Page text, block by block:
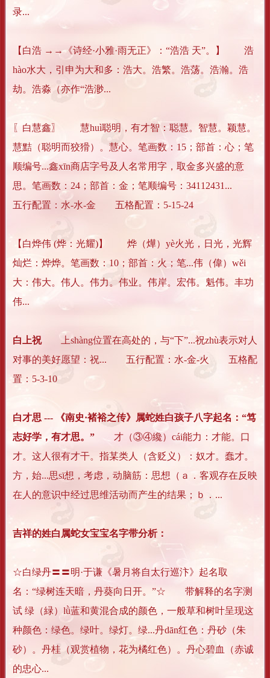
录...
【白浩 →→《诗经·小雅·雨无正》：“浩浩 天”。】 浩
hào水大，引申为大和多：浩大。浩繁。浩荡。浩瀚。浩
劫。浩淼（亦作“浩渺...
〖白慧鑫〗 慧huì聪明，有才智：聪慧。智慧。颖慧。
慧黠（聪明而狡猾）。慧心。笔画数：15；部首：心；笔
顺编号...鑫xīn商店字号及人名常用字，取金多兴盛的意
思。笔画数：24；部首：金；笔顺编号：34112431...
五行配置：水-水-金 五格配置：5-15-24
【白烨伟 (烨：光耀)】 烨（燁）yè火光，日光，光辉
灿烂：烨烨。笔画数：10；部首：火；笔...伟（偉）wěi
大：伟大。伟人。伟力。伟业。伟岸。宏伟。魁伟。丰功
伟...
白上祝上shàng位置在高处的，与“下”...祝zhù表示对人
对事的美好愿望：祝... 五行配置：水-金-火 五格配
置：5-3-10
白才思 --- 《南史·褚裕之传》属蛇姓白孩子八字起名：“笃
志好学，有才思。” 才（③④纔）cái能力：才能。口
才。这人很有才干。指某类人（含贬义）：奴才。蠢才。
方，始...思sī想，考虑，动脑筋：思想（ａ．客观存在反映
在人的意识中经过思维活动而产生的结果；ｂ．...
吉祥的姓白属蛇女宝宝名字带分析：
☆白绿丹〓〓明·于谦《暑月将自太行巡汴》起名取
名：“绿树连天暗，丹葵向日开。”☆ 带解释的名字测
试 绿（緑）lǜ蓝和黄混合成的颜色，一般草和树叶呈现这
种颜色：绿色。绿叶。绿灯。绿...丹dān红色：丹砂（朱
砂）。丹桂（观赏植物，花为橘红色）。丹心碧血（赤诚
的忠心...